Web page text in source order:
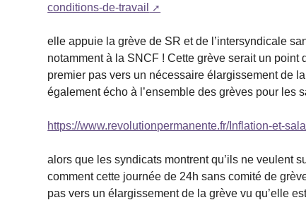
conditions-de-travail
elle appuie la grève de SR et de l’intersyndicale
notamment à la SNCF ! Cette grève serait un point
premier pas vers un nécessaire élargissement de
également écho à l’ensemble des grèves pour les
https://www.revolutionpermanente.fr/Inflation-et-
alors que les syndicats montrent qu’ils ne veulent
comment cette journée de 24h sans comité de
pas vers un élargissement de la grève vu qu’elle